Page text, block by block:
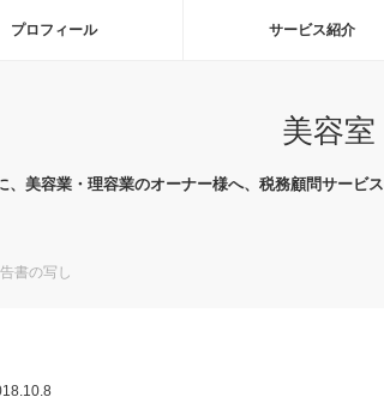
プロフィール サービス紹介
美容
、美容業・理容業のオーナー様へ、税務顧問サービ
書の写し